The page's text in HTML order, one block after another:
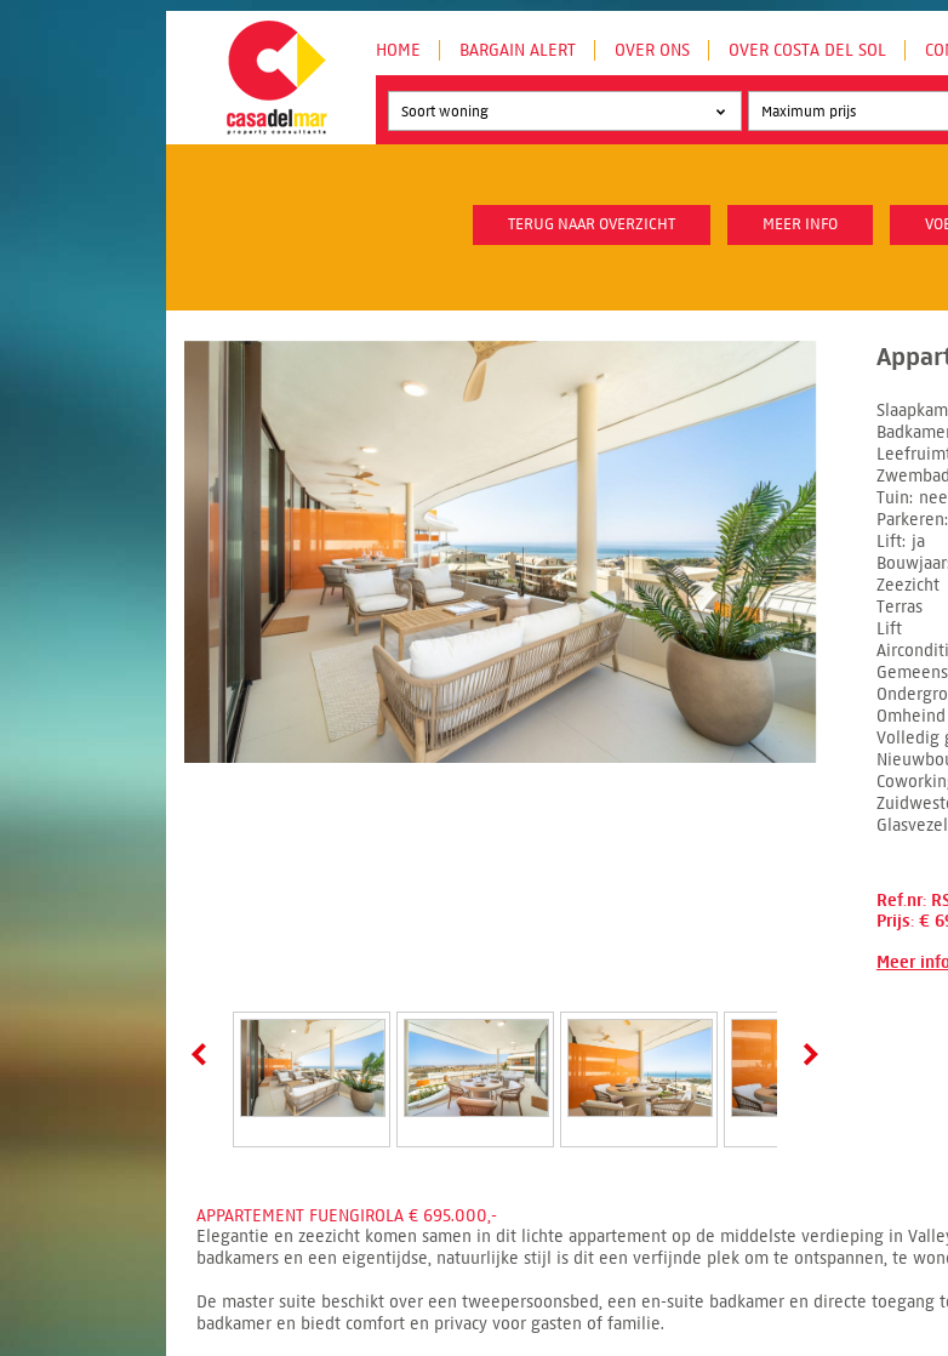
HOME BARGAIN ALERT OVER ONS OVER COSTA DEL SOL
Soort woning
TERUG NAAR OVERZICHT MEER INFO
Zwembad
Tuin nee
Parkeren
Lift ja
Bouwjaar
Zeezicht
Terras
Lift
Volledig
Glasvezel
Ref.nr:
Prijs: €
Meer
APPARTEMENT FUENGIROLA € 695.000,-
Elegantie en zeezicht komen samen in dit lichte appartement op de middelste verdieping in
badkamers en een eigentijdse, natuurlijke stijl is dit een verfijnde plek om te ontspannen, te
De master suite beschikt over een tweepersoonsbed, een en-suite badkamer en directe
badkamer en biedt comfort en privacy voor gasten of familie.